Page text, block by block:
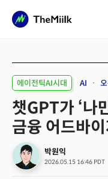
에이전틱AI시대 AI
챗GPT가 ‘나
금융 어드바이
박원익
2026.05.15 16:46 PDT